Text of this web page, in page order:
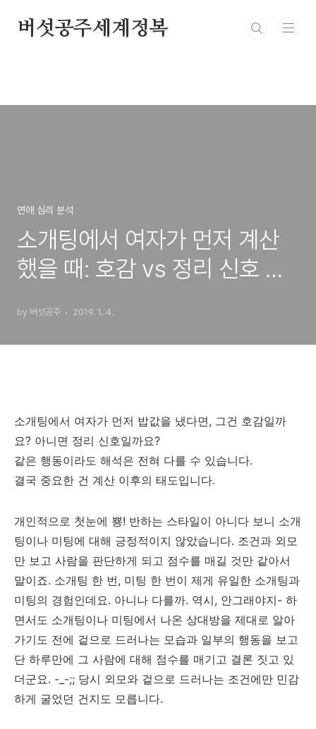
버섯공주세계정복
연애 심리 분석
소개팅에서 여자가 먼저 계산
했을 때: 호감 vs 정리 신호 구
by 버섯공주 2019. 1. 4.
소개팅에서 여자가 먼저 밥값을 냈다면, 그건 호감일까
요? 아니면 정리 신호일까요?
같은 행동이라도 해석은 전혀 다를 수 있습니다.
결국 중요한 건 계산 이후의 태도입니다.
개인적으로 첫눈에 뿅! 반하는 스타일이 아니다 보니 소개
팅이나 미팅에 대해 긍정적이지 않았습니다. 조건과 외모
만 보고 사람을 판단하게 되고 점수를 매길 것만 같아서
말이죠. 소개팅 한 번, 미팅 한 번이 제게 유일한 소개팅과
미팅의 경험인데요. 아니나 다를까. 역시, 안그래야지- 하
면서도 소개팅이나 미팅에서 나온 상대방을 제대로 알아
가기도 전에 겉으로 드러나는 모습과 일부의 행동을 보고
단 하루만에 그 사람에 대해 점수를 매기고 결론 짓고 있
더군요. -_-;; 당시 외모와 겉으로 드러나는 조건에만 민감
하게 굴었던 건지도 모릅니다.